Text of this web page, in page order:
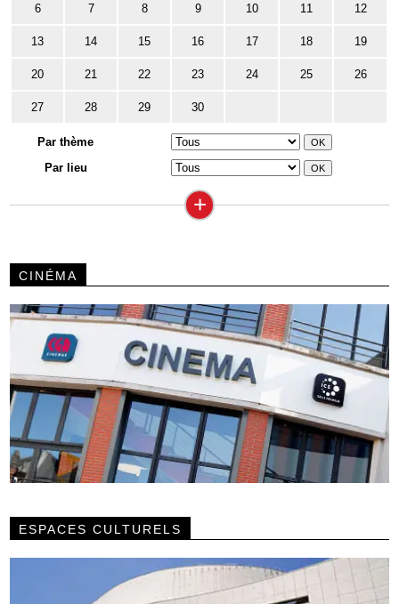
6 7 8 9 10 11 12
13 14 15 16 17 18 19
20 21 22 23 24 25 26
27 28 29 30
Par thème
Par lieu
+
CINÉMA
ESPACES CULTURELS